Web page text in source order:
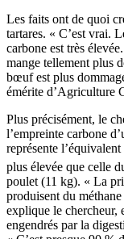
Les faits ont de quoi
tartares. « C’est vrai.
carbone est très
mange tellement plus
bœuf est plus
émérite d’Agriculture
Plus précisément, le
l’empreinte carbone
représente
plus élevée que celle
poulet (11 kg). « La
produisent du
explique le chercheur,
engendrés par la